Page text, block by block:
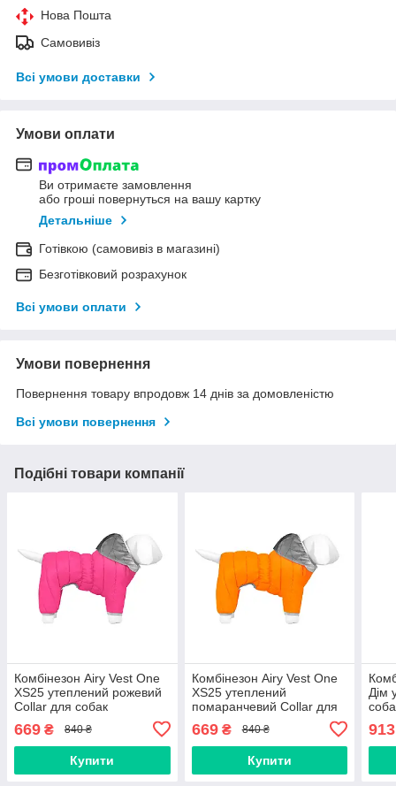
Нова Пошта
Самовивіз
Всі умови доставки
Умови оплати
Ви отримаєте замовлення
або гроші повернуться на вашу картку
Детальніше
Готівкою (самовивіз в магазині)
Безготівковий розрахунок
Всі умови оплати
Умови повернення
Повернення товару впродовж 14 днів за домовленістю
Всі умови повернення
Подібні товари компанії
Комбінезон Airy Vest One
XS25 утеплений рожевий
Collar для собак
669 ₴ 840 ₴
Купити
Комбінезон Airy Vest One
XS25 утеплений
помаранчевий Collar для
669₴ 840 ₴
Купити
Дім
913